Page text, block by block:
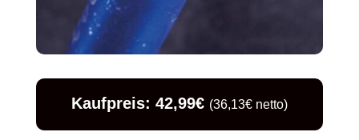
Kaufpreis: 42,99€ (36,13€ netto)